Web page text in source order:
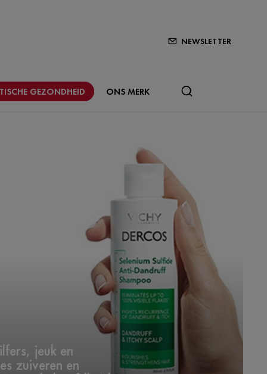
NEWSLETTER
GEZONDHEID ONS MERK
jeuk en
zuiveren en